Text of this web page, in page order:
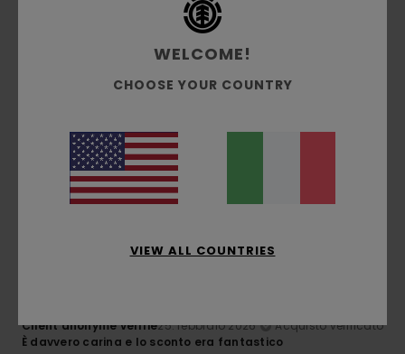
5/5
Client anonyme vérifié25. febbraio 2026
Acquisto verificato
È davvero carina e lo sconto era fantastico
WELCOME!
CHOOSE YOUR COUNTRY
VIEW ALL COUNTRIES